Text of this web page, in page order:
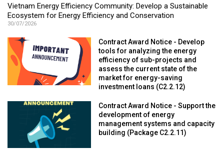
Vietnam Energy Efficiency Community: Develop a Sustainable
Ecosystem for Energy Efficiency and Conservation
30/07/2026
Contract Award Notice - Develop
tools for analyzing the energy
efficiency of sub-projects and
assess the current state of the
market for energy-saving
investment loans (C2.2.12)
Contract Award Notice - Support the
development of energy
management systems and capacity
building (Package C2.2.11)